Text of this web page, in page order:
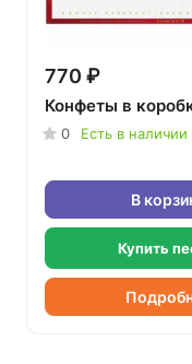
770 ₽
Конфеты в
0 Есть в наличии
В
Купить